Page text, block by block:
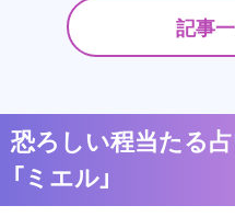
記事
恐ろしい程当たる
「ミエル」